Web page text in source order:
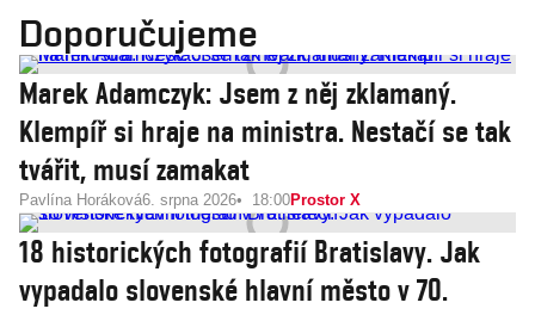
Doporučujeme
Marek Adamczyk: Jsem z něj zklamaný.
Klempíř si hraje na ministra. Nestačí se tak
tvářit, musí zamakat
Pavlína Horáková6. srpna 2026 18:00Prostor X
18 historických fotografií Bratislavy. Jak
vypadalo slovenské hlavní město v 70.